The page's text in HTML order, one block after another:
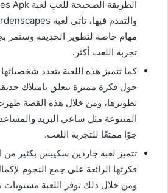
مهام خاصة لتطوير الحديقة وستمر
تجربة اللعب أكثر.
كما تتميز هذه اللعبة بتعدد
حول فكرة مميزة تتعلق بامتلاك
تطويرها، ومن خلال هذه القصة
المتنوعة مثل ساعي البريد
جوًا ممتعًا للتجربة اللعب.
تتميز لعبة جاردين سكيبس بكثير
فكرتها الرائعة على جمع النجوم
ومن خلال ذلك توفر اللعبة مستويات